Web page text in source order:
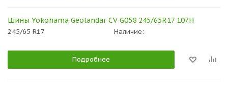
Шины Yokohama Geolandar CV G058 245/65R17 107H
245/65 R17 Наличие:
Подробнее